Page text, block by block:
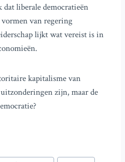
liberale democratieën
van regering
lijkt wat vereist is in
kapitalisme van
zijn, maar de